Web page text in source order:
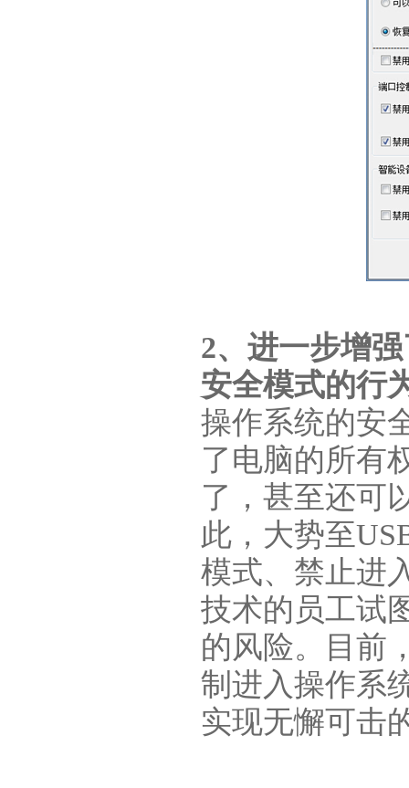
2、进一步增
安全模式的行
操作系统的安
了电脑的所有
了，甚至还可
此，大势至
模式、禁止进
技术的员工试
的风险。目前
制进入操作系
实现无懈可击